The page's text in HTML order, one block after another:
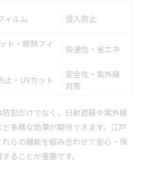
ィルム 侵入防止
ト・断熱フィ
快適性・省エネ
止・UVカット
安全性・紫外線
対策
犯だけでなく、日射遮蔽や紫外線
多様な効果が期待できます。江戸
らの機能を組み合わせて安心・快
ることが重要です。